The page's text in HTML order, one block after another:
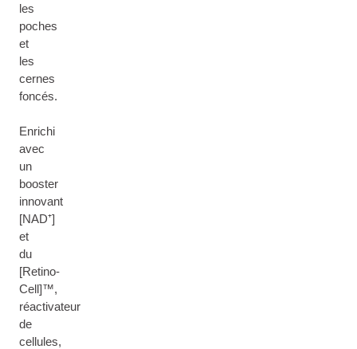
les
poches
et
les
cernes
foncés.
Enrichi
avec
un
booster
innovant
[NAD⁺]
et
du
[Retino-
Cell]™,
réactivateur
de
cellules,